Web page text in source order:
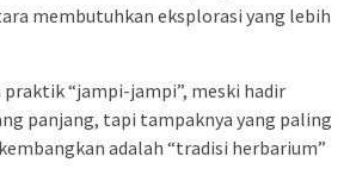
membutuhkan eksplorasi yang lebih
“jampi-jampi”, meski hadir
panjang, tapi tampaknya yang paling
adalah “tradisi herbarium”